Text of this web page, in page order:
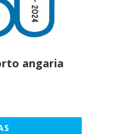
angaria